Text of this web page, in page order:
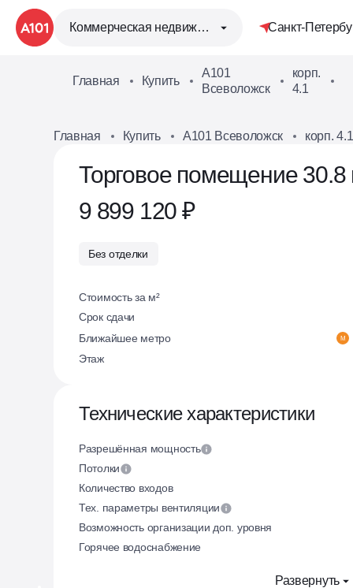
Коммерческая недвижимость Санкт-
Главная Купить
А101
Всеволожск
корп.
4.1
Главная Купить А101 Всеволожск корп. 4.1
Торговое помещение 30.8
9 899 120 ₽
Без отделки
Стоимость за м²
Срок сдачи
Ближайшее метро
М
Этаж
Технические характеристики
Разрешённая мощность
Потолки
Количество входов
Тех. параметры вентиляции
Возможность организации доп. уровня
Горячее водоснабжение
Развернуть